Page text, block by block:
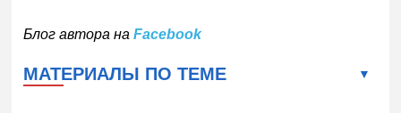
Блог автора наFacebook
МАТЕРИАЛЫ ПО ТЕМЕ